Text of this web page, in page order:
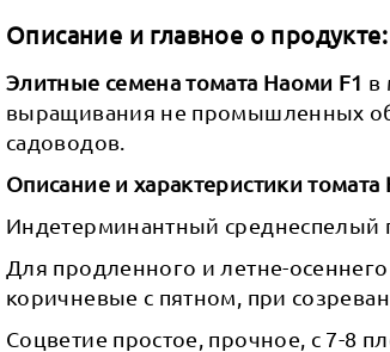
Описание и главное о продукте:
Элитные семена томата Наоми F1 в
выращивания не промышленных
садоводов.
Описание и характеристики томата
Индетерминантный среднеспелый
Для продленного и летне-
коричневые с пятном, при
Соцветие простое, прочное, с 7-8